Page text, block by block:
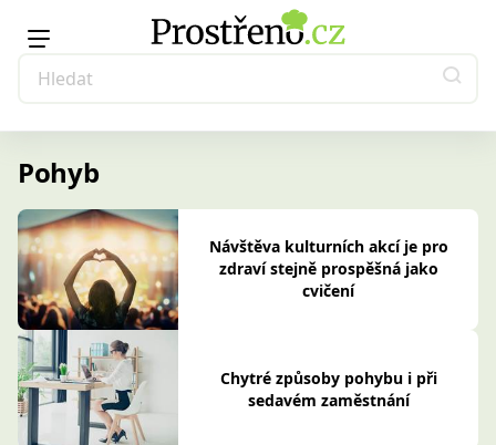
Pohyb
Návštěva kulturních akcí je pro
zdraví stejně prospěšná jako
cvičení
Chytré způsoby pohybu i při
sedavém zaměstnání